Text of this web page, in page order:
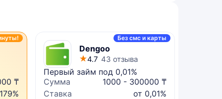
₸
Без смс и карты
Dengoo
4.7 43 отзыва
Первый займ под 0,01%
Сумма
1000 - 300000 ₸
Ставка
от 0,01%